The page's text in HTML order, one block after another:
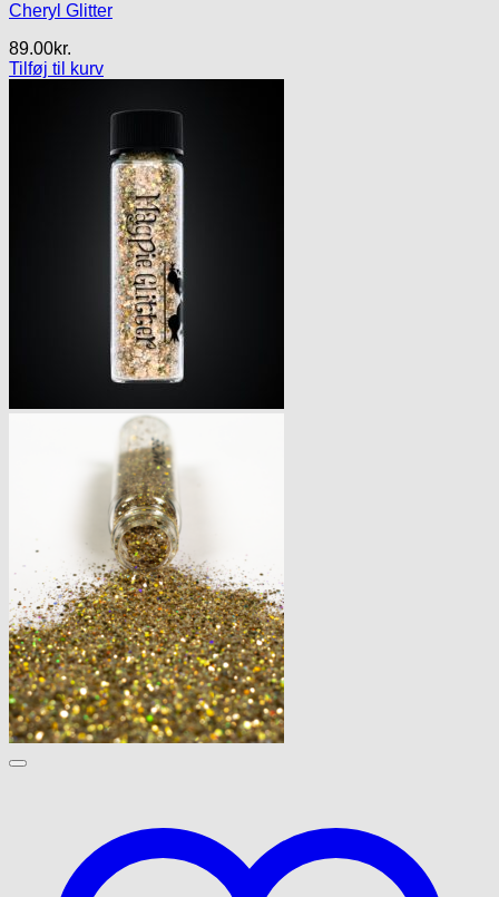
Cheryl Glitter
89.00kr.
Tilføj til kurv